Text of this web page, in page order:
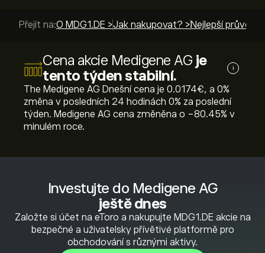
Investujte do Medigene AG
ještě dnes
Založte si účet na eToro a nakupujte MDG1.DE akcie na
bezpečné a uživatelsky přívětivé platformě pro
obchodování s různými aktivy.
Přejít na:O MDG1.DE >Jak nakupovat? > Nejlepší průvodci
Cena akcie Medigene AG je
tento týden stabilní.
i
The Medigene AG Dnešní cena je 0.0174‎€‎, a ‎0‎%
změna v posledních 24 hodinách ‎0‎% za poslední
týden. Medigene AG cena změněna o ‎-80.45‎% v
minulém roce.